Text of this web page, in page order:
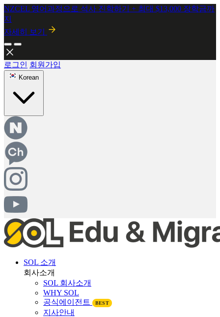
2026년 8월 시행! 뉴질랜드 SMC 개정안 안내
자세히보기
로그인
Korean
회사소개
SOL 회사소개
WHY SOL
공식에이전트
지사안내
제공서비스